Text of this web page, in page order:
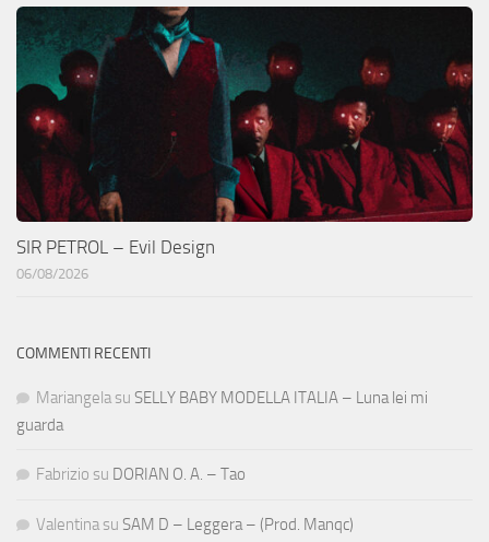
SIR PETROL – Evil Design
06/08/2026
COMMENTI RECENTI
Mariangela su SELLY BABY MODELLA ITALIA – Luna lei mi
guarda
Fabrizio su DORIAN O. A. – Tao
Valentina su SAM D – Leggera – (Prod. Manqc)